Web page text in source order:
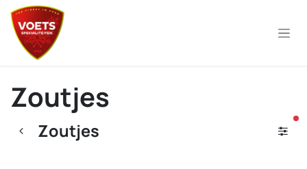
Overslaan naar inhoud
Zoutjes
Zoutjes